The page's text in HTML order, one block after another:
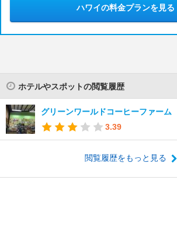
ハワイの料金プランを見る
ホテルやスポットの閲覧履歴
グリーンワールドコーヒーファーム
3.39
閲覧履歴をもっと見る